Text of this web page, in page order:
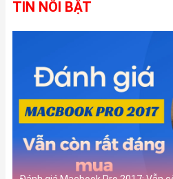
Ngoài ra, iPad Gen 10 2022 cũng
đầu tiên mà nhà Táo trang bị cổng
thiện tốc độ sạc và khả năng kết
cầu, quy định mới dành cho các
TIN NỔI BẬT